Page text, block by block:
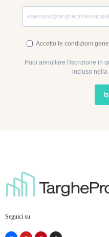
Accetto le condizioni
Puoi annullare l'iscrizione in
incluso nella
Seguici su